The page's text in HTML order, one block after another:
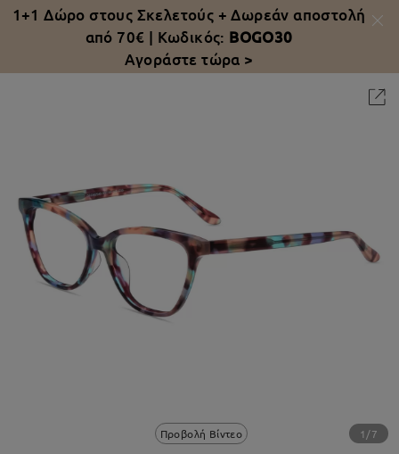
1+1 Δώρο στους Σκελετούς +Δωρεάν αποστολή
από 70€ | Κωδικός: BOGO30
Αγοράστε τώρα >
Προβολή Βίντεο 1/7